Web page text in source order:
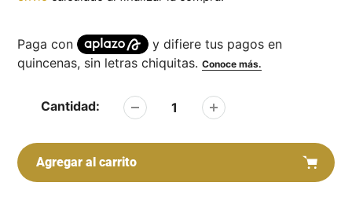
Cantidad:
Agregar al carrito